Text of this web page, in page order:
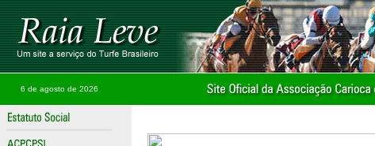
6 de agosto de 2026